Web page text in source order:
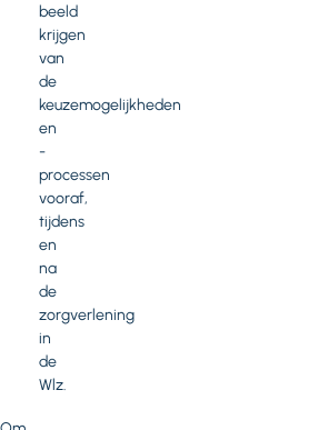
beeld
krijgen
van
de
keuzemogelijkheden
en
-
processen
vooraf,
tijdens
en
na
de
zorgverlening
in
de
Wlz.